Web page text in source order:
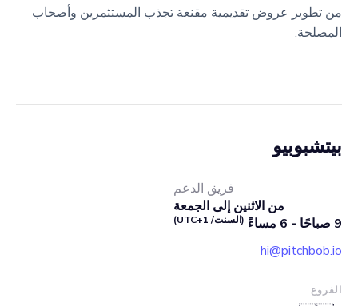
من تطوير عروض تقديمية مقنعة تجذب المستثمرين وأصحاب
المصلحة.
بيتشبوبيو
فريق الدعم
من الاثنين إلى الجمعة
9 صباحًا - 6 مساءً
(السنت/ UTC+1)
hi@pitchbob.io
الفروع